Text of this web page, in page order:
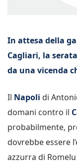
In attesa della
Cagliari, la
da una vicenda
Il Napoli di
domani contro il
probabilmente,
dovrebbe essere
azzurra di Romelu